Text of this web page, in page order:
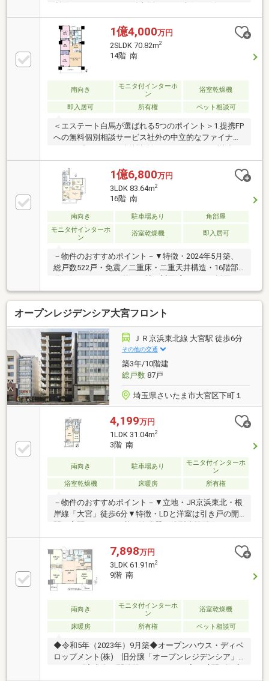
利用も可・キッチンは独立型、カップボード付・WIC
等、各洋室収納付・スカイラウンジ等、多彩な共用施
設有・各階にゴミ置き場・宅配BOX有・24時間有人管
理(管理員・コンシェルジュ・夜間警備員)・ペット飼
育可(細則有／足洗い場有)▼設備・食洗機・ディスポ
ーザー・浴室乾燥機・エコジョーズ▼周辺環境・マル
エツ大宮サクラスクエア店 徒歩1分(約40m)■ ご希望の
住まい探しをお手伝いします ━━━━━・・・物件の
詳細・ご相談はお気軽にお問い合わせください。
1億4,000万円
2SLDK 70.82m2
14階 南
南向き
モニタ付インターホ
ン
浴室乾燥機
即入居可 所有権 ペット相談可
＜エステート白馬が選ばれる5つのポイント＞1.提携FP
への無料個別相談サービス社外の中立的なファイナン
シャルプランナーと無料相談できます。ローン返済だ
けでなく、教育・老後の資金等も含めてシミュレーシ
ョンをご提案できます。2.物件情報が豊富さいたま市
を中心にたくさんの情報をご用意しております。イン
ターネット広告前の未公開物件も多数取り揃えており
ます。3.HAKUBAグループでリフォーム、注文建築一
級建築士をはじめとした専門スタッフがおりますので
ご見学と合わせて、リフォームや注文建築についてご
相談頂けます。4.年中無休(年末年始除く)で営業してお
ります営業時間 9:30～19:00
1億6,800万円
3LDK 83.64m2
16階 南
南向き 駐車場あり
角部屋
モニタ付インターホ
ン
浴室乾燥機 即入居可
－物件のおすすめポイント－▼特徴・2024年5月築、
総戸数522戸・免震／二重床・二重天井構造・16階部
分の住まい・LDKは約19.9帖、対面式キッチン採用・
WIC等、全居室収納付・南・東の2面バルコニー・ゲス
トルーム等の共用施設有・コンシェルジュサービス有
(8時～18時)・ペット飼育可(細則有)▼設備・ディスポ
ーザー／食洗機・浴室暖房乾燥機・エコジョーズ・ゴ
ミ置場／宅配ボックス／トランクルーム(各階)・高圧
一括受電システム・共用部Wi-Fi対応■ ご希望の住まい
探しをお手伝いします ━━━━━・・・物件の詳細・
ご相談はお気軽にお問い合わせください。
オープンレジデンシア大宮フロント
ＪＲ京浜東北線 大宮駅 徒歩6分
その他の交通
築3年/10階建
総戸数87戸
埼玉県さいたま市大宮区下町１
4,199万円
1LDK 31.04m2
3階 南
南向き 駐車場あり
モニタ付インターホ
ン
浴室乾燥機
床暖房 所有権
－物件のおすすめポイント－▼立地・JR京浜東北・根
岸線「大宮」徒歩6分▼特徴・LDと洋室は引き戸の開
ン・各居室・洗面室に収納を配置・カメラ付オートロ
ック・モニタ付エレベーター採用▼設備・床暖房
(LD)・浴室乾燥機・非接触キーシステム・宅配ボック
ス▼2026年7月室内リフォーム内容・全室クロス張
替・LED照明取付、ハウスクリーニング▼周辺環境・
ファミリーマート大宮仲町二丁目店 徒歩1分(約80m)■
ご希望の住まい探しをお手伝いします
━━━━━・・・物件の詳細・ご相談はお気軽にお問
い合わせください。
7,898万円
3LDK 61.91m2
9階 南
南向き
モニタ付インターホ
ン
浴室乾燥機
床暖房 所有権 ペット相談可
◆令和5年（2023年）9月築◆オープンハウス・ディベ
ロップメント(株) 旧分譲「オープンレジデンシア」